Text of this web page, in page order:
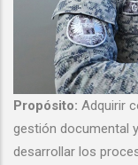
Propósito: Adquirir
gestión documental
desarrollar los